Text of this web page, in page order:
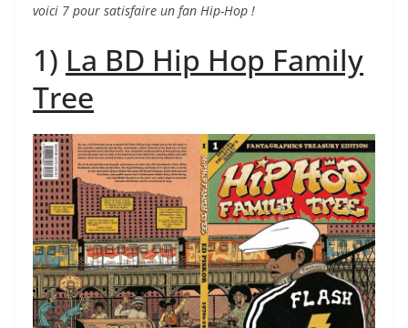
voici 7 pour satisfaire un fan Hip-Hop !
1) La BD Hip Hop Family
Tree